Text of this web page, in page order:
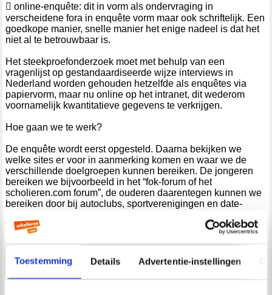
Toestemming Details Advertentie-instellingen
 online-enquête: dit in vorm als ondervraging in
verscheidene fora in enquête vorm maar ook schriftelijk. Een
goedkope manier, snelle manier het enige nadeel is dat het
niet al te betrouwbaar is.
Het steekproefonderzoek moet met behulp van een
vragenlijst op gestandaardiseerde wijze interviews in
Nederland worden gehouden hetzelfde als enquêtes via
papiervorm, maar nu online op het intranet, dit wederom
voornamelijk kwantitatieve gegevens te verkrijgen.
Hoe gaan we te werk?
De enquête wordt eerst opgesteld. Daarna bekijken we
welke sites er voor in aanmerking komen en waar we de
verschillende doelgroepen kunnen bereiken. De jongeren
bereiken we bijvoorbeeld in het “fok-forum of het
scholieren.com forum”, de ouderen daarentegen kunnen we
bereiken door bij autoclubs, sportverenigingen en date-
kleine pop-up verschijnen waar de beginpagina van de
enquête verschijnt. Als mensen daarop klikken en met de
voorwaarden toestemmen worden ze doorverwezen naar de
volgende pagina, de enquête. Men kan met een muisklik
laten zien waar men voor kiest.